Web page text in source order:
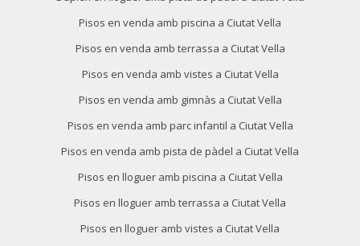
Pisos en venda amb piscina a Ciutat Vella
Pisos en venda amb terrassa a Ciutat Vella
Pisos en venda amb vistes a Ciutat Vella
Pisos en venda amb gimnàs a Ciutat Vella
Pisos en venda amb parc infantil a Ciutat Vella
Pisos en venda amb pista de pàdel a Ciutat Vella
Pisos en lloguer amb piscina a Ciutat Vella
Pisos en lloguer amb terrassa a Ciutat Vella
Pisos en lloguer amb vistes a Ciutat Vella